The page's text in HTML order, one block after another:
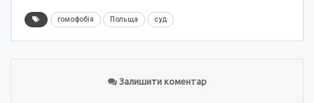
гомофобія Польща суд
Залишити коментар